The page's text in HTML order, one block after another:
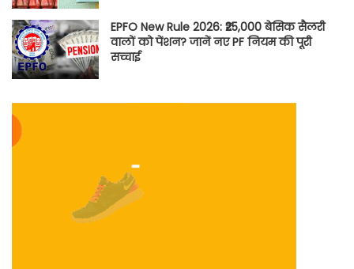
EPFO New Rule 2026: ₹25,000 बेसिक सैलरी
वालों को पेंशन? जानें नए PF नियम की पूरी
सच्चाई